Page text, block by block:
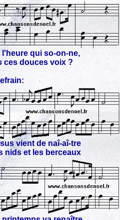
l'heure qui so-on-ne,
ces douces voix ?
vient de naî-aî-tre
nids et les berceaux